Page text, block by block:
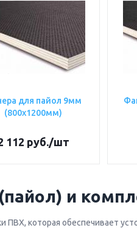
для пайол 9мм
(800х1200мм)
112 руб./шт
и
которая обеспечивает